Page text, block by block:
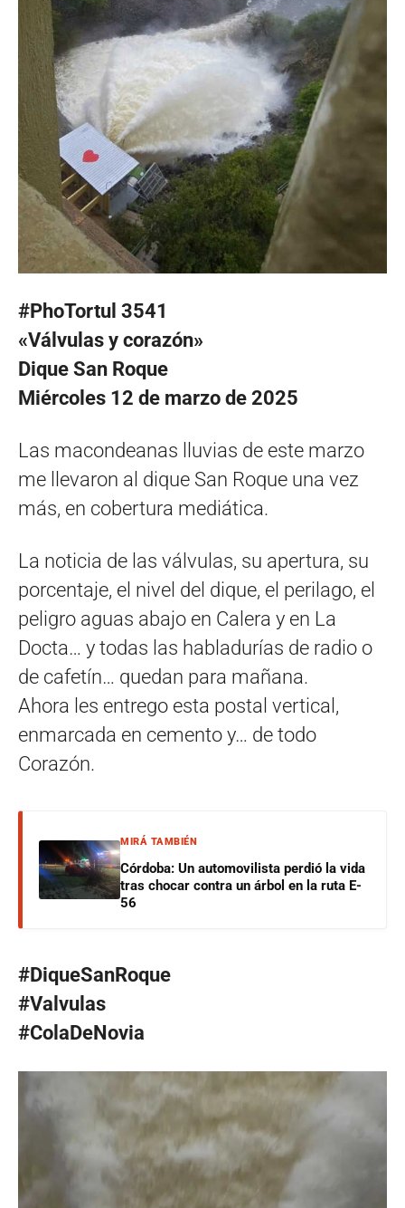
#PhoTortul 3541
«Válvulas y corazón»
Dique San Roque
Miércoles 12 de marzo de 2025
Las macondeanas lluvias de este marzo
me llevaron al dique San Roque una vez
más, en cobertura mediática.
La noticia de las válvulas, su apertura, su
porcentaje, el nivel del dique, el perilago, el
peligro aguas abajo en Calera y en La
Docta… y todas las habladurías de radio o
de cafetín… quedan para mañana.
Ahora les entrego esta postal vertical,
enmarcada en cemento y… de todo
Corazón.
MIRÁ TAMBIÉN
Córdoba: Un automovilista perdió la vida
tras chocar contra un árbol en la ruta E-
56
#DiqueSanRoque
#Valvulas
#ColaDeNovia